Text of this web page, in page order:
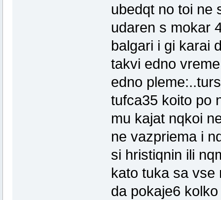
ubedqt no toi ne
udaren s mokar
balgari i gi karai
takvi edno
edno
tufca35 koito po
mu kajat nqkoi
ne vazpriema i
si hristiqnin ili
kato tuka sa vse
da pokaje6